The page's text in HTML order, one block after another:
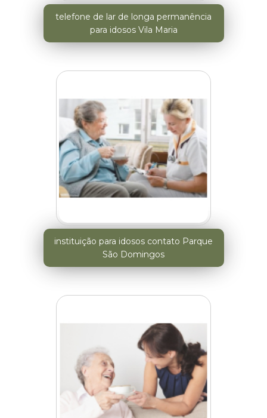
telefone de lar de longa permanência
para idosos Vila Maria
instituição para idosos contato Parque
São Domingos